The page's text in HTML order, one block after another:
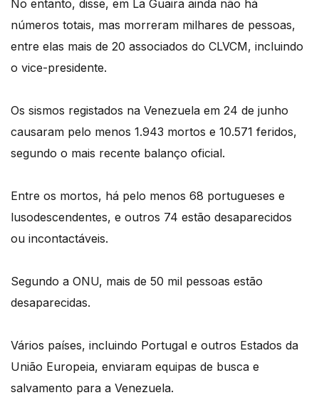
No entanto, disse, em La Guaira ainda não há
números totais, mas morreram milhares de pessoas,
entre elas mais de 20 associados do CLVCM, incluindo
o vice-presidente.
Os sismos registados na Venezuela em 24 de junho
causaram pelo menos 1.943 mortos e 10.571 feridos,
segundo o mais recente balanço oficial.
Entre os mortos, há pelo menos 68 portugueses e
lusodescendentes, e outros 74 estão desaparecidos
ou incontactáveis.
Segundo a ONU, mais de 50 mil pessoas estão
desaparecidas.
Vários países, incluindo Portugal e outros Estados da
União Europeia, enviaram equipas de busca e
salvamento para a Venezuela.